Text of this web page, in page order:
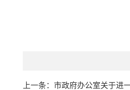
上一条： 市政府办公室关于进